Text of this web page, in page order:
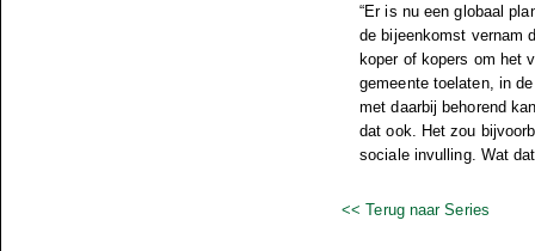
“Er is nu een globaal
de bijeenkomst vernam
koper of kopers om het
gemeente toelaten, in
met daarbij behorend
dat ook. Het zou
sociale invulling. Wat
<< Terug naar Series